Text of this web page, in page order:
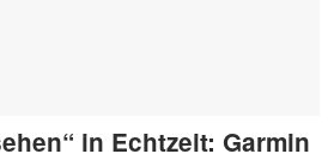
in Echtzeit: Garmin